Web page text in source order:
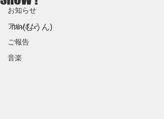
お知らせ
アルバム
ご報告
音楽
mn(むうん)